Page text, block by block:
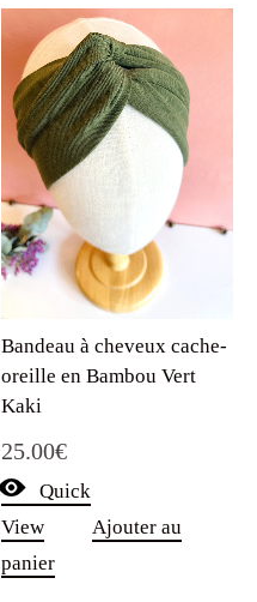
Bandeau à cheveux cache-
oreille en Bambou Vert
Kaki
25.00€
Quick
View
Ajouter au
panier